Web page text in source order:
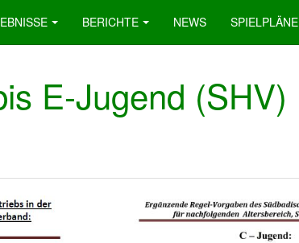
BERICHTE NEWS SPIELPLÄNE
E-Jugend (SHV)